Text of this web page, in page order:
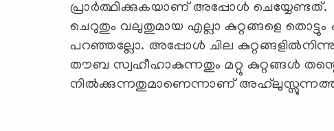
പ്രാര്‍ത്ഥിക്കുകയാണ് അപ്പോള്‍ ചെയ്യേണ്ടത്.
ചെറുതും വലുതുമായ എല്ലാ കുറ്റങ്ങളെ
പറഞ്ഞല്ലോ. അപ്പോള്‍ ചില
തൗബ സ്വഹീഹാകുന്നതും മറ്റു കുറ്റങ്ങള്‍
നില്‍ക്കുന്നതുമാണെന്നാണ്